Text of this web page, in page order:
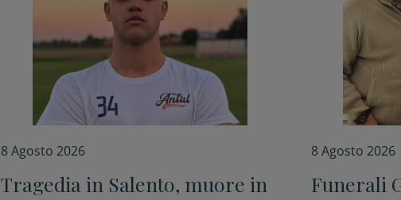
8 Agosto 2026
Tragedia in Salento, muore in
8 Agosto 2026
Funerali